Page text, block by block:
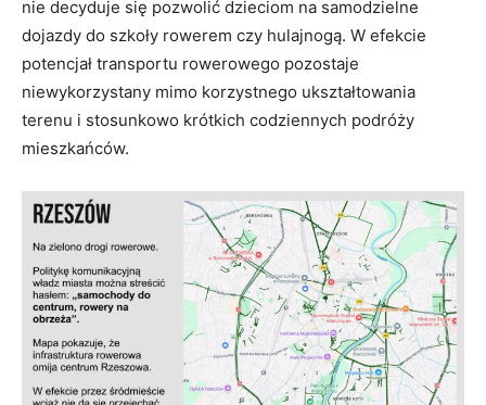
nie decyduje się pozwolić dzieciom na samodzielne
dojazdy do szkoły rowerem czy hulajnogą. W efekcie
potencjał transportu rowerowego pozostaje
niewykorzystany mimo korzystnego ukształtowania
terenu i stosunkowo krótkich codziennych podróży
mieszkańców.